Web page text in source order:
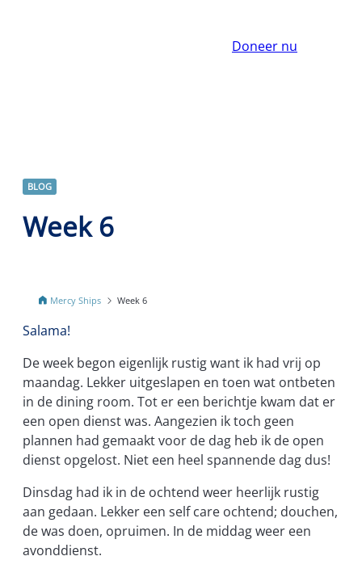
Doneer nu
BLOG
Week 6
Mercy Ships Week 6
Salama!
De week begon eigenlijk rustig want ik had vrij op
maandag. Lekker uitgeslapen en toen wat ontbeten
in de dining room. Tot er een berichtje kwam dat er
een open dienst was. Aangezien ik toch geen
plannen had gemaakt voor de dag heb ik de open
dienst opgelost. Niet een heel spannende dag dus!
Dinsdag had ik in de ochtend weer heerlijk rustig
aan gedaan. Lekker een self care ochtend; douchen,
de was doen, opruimen. In de middag weer een
avonddienst.